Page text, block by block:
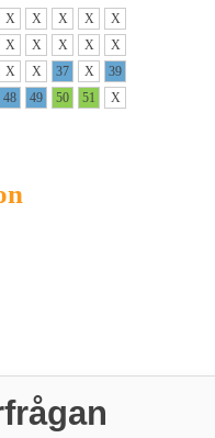
X X X X
X
X X X X
X
X X 37 X
39
48 49 50 51
X